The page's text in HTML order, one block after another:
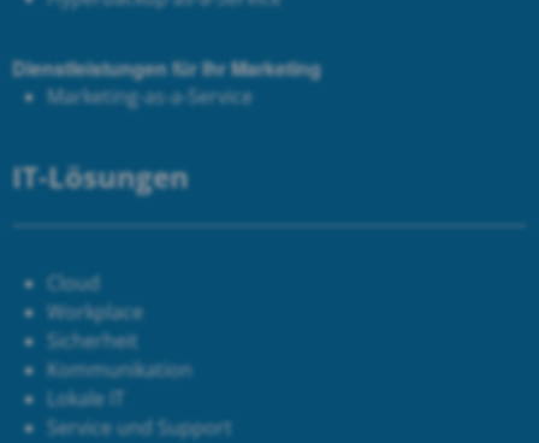
Dienstleistungen für Ihr Marketing
Marketing-as-a-Service
IT-Lösungen
Cloud
Workplace
Sicherheit
Kommunikation
Lokale IT
Service und Support